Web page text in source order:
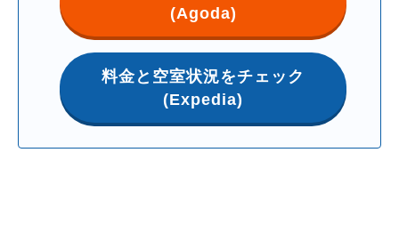
(Agoda)
料金と空室状況をチェック
(Expedia)